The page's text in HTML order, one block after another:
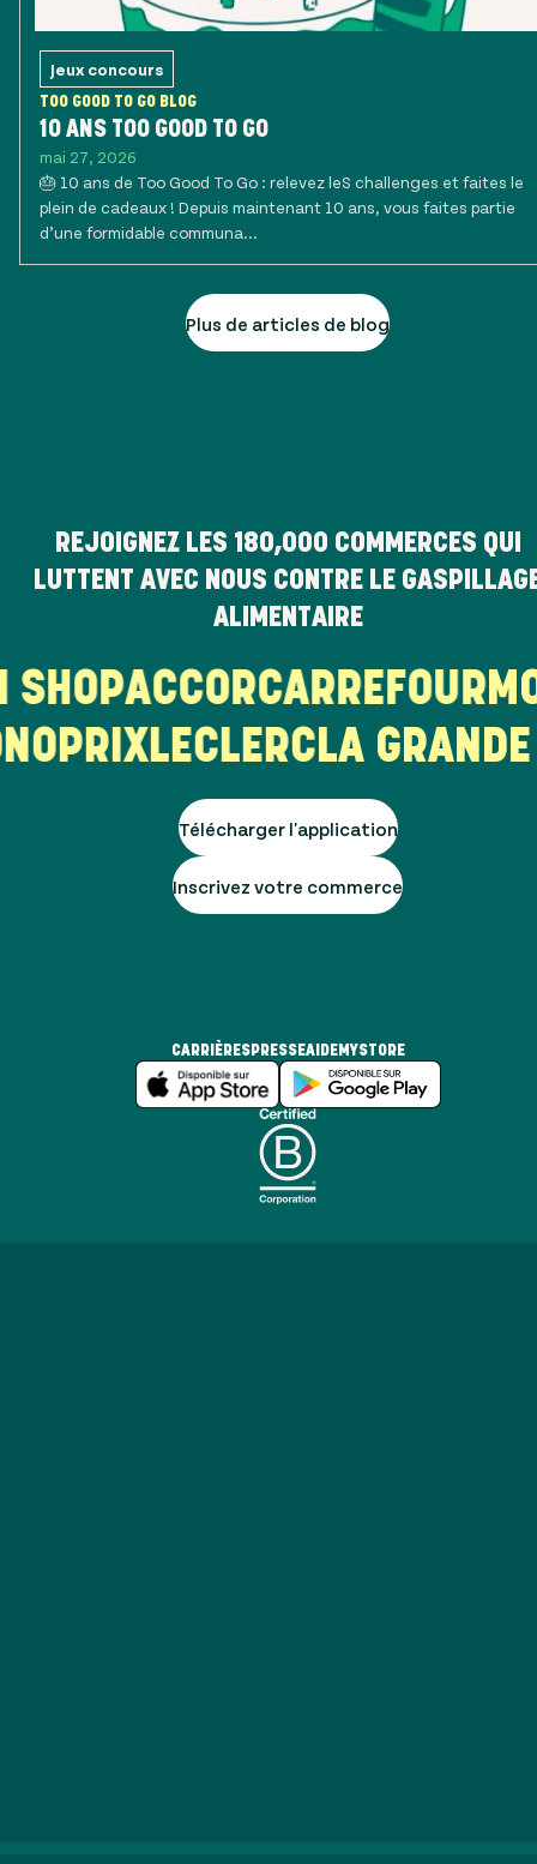
Jeux concours
TOO GOOD TO GO BLOG
10 ANS TOO GOOD TO GO
mai 27, 2026
🎂 10 ans de Too Good To Go : relevez leS challenges et faites le
plein de cadeaux ! Depuis maintenant 10 ans, vous faites partie
d’une formidable communa...
Plus de articles de blog
REJOIGNEZ LES 180,000 COMMERCES QUI
LUTTENT AVEC NOUS CONTRE LE
ALIMENTAIRE
SHOPACCORCARREFOUR
LECLERCLA GRANDE
Télécharger l'application
Inscrivez votre commerce
CARRIÈRESPRESSEAIDEMYSTORE